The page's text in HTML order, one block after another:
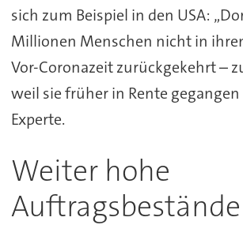
sich zum Beispiel in den USA:
Millionen Menschen nicht in
Vor-Coronazeit zurückgekehrt –
weil sie früher in Rente gegangen
Experte.
Weiter hohe
Auftragsbestände